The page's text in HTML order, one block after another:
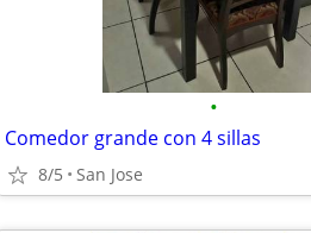
•
Comedor grande con 4 sillas
8/5 San Jose